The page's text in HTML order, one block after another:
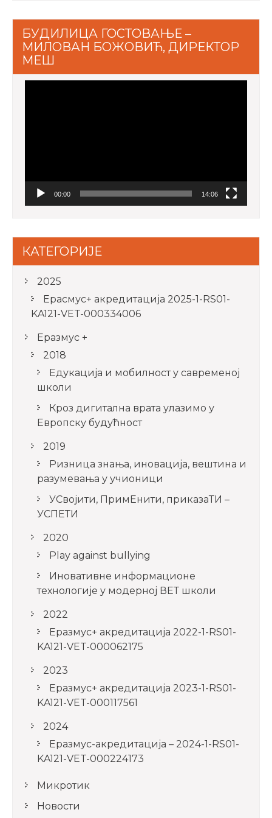
БУДИЛИЦА ГОСТОВАЊЕ –
МИЛОВАН БОЖОВИЋ, ДИРЕКТОР
МЕШ
00:00 14:06
КАТЕГОРИЈЕ
2025
Ерасмус+ акредитацијa 2025-1-RS01-
KA121-VET-000334006
Еразмус +
2018
Едукација и мобилност у савременој
школи
Кроз дигитална врата улазимо у
Европску будућност
2019
Ризница знања, иновација, вештина и
разумевања у учионици
УСвојити, ПримЕнити, приказаТИ –
УСПЕТИ
2020
Play against bullying
Иновативне информационе
технологије у модерној ВЕТ школи
2022
Еразмус+ акредитација 2022-1-RS01-
KA121-VET-000062175
2023
Еразмус+ акредитација 2023-1-RS01-
KA121-VET-000117561
2024
Еразмус-акредитација – 2024-1-RS01-
KA121-VET-000224173
Микротик
Новости